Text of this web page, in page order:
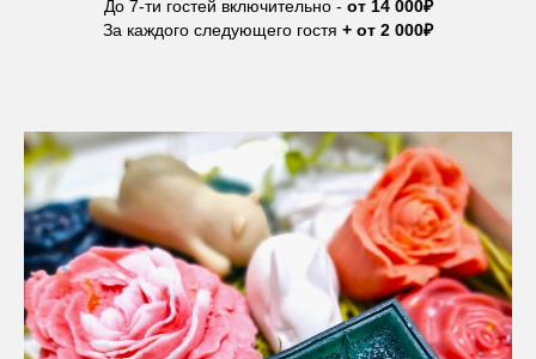
До 7-ти гостей включительно - от 14 000₽
За каждого следующего гостя + от 2 000₽